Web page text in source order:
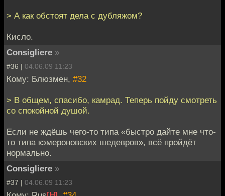
> А как обстоят дела с дубляжом?
Кисло.
Consigliere »
#36 | 04.06.09 11:23
Кому: Блюзмен, #32
> В общем, спасибо, камрад. Теперь пойду смотреть
со спокойной душой.
Если не ждёшь чего-то типа «быстро дайте мне что-
то типа кэмероновских шедевров», всё пройдёт
нормально.
Consigliere »
#37 | 04.06.09 11:23